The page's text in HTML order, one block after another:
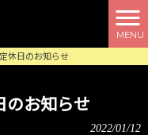
MENU
休日のお知らせ
のお知らせ
2022/01/12